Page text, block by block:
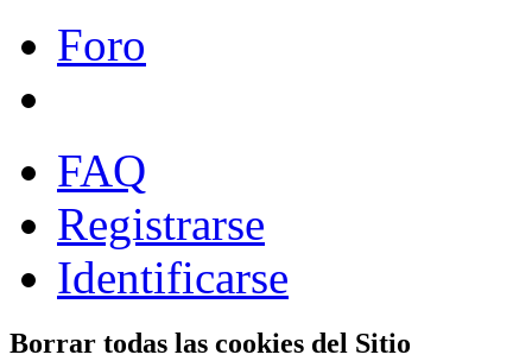
Foro
FAQ
Registrarse
Identificarse
Borrar todas las cookies del Sitio